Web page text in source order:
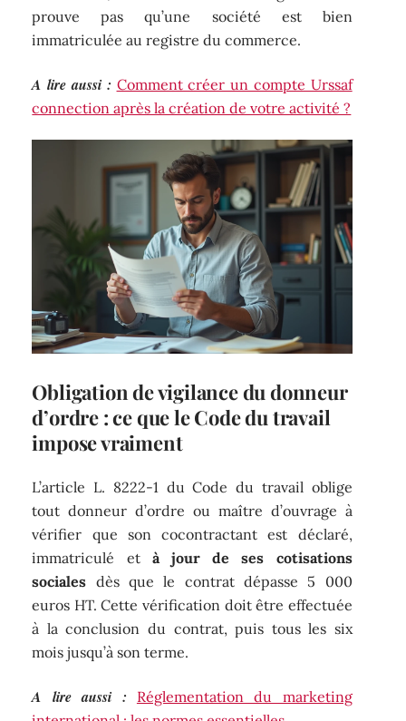
prouve pas qu’une société est bien
immatriculée au registre du commerce.
A lire aussi : Comment créer un compte Urssaf
connection après la création de votre activité ?
Obligation de vigilance du donneur
d’ordre : ce que le Code du travail
impose vraiment
L’article L. 8222-1 du Code du travail oblige
tout donneur d’ordre ou maître d’ouvrage à
vérifier que son cocontractant est déclaré,
immatriculé et à jour de ses cotisations
sociales dès que le contrat dépasse 5 000
euros HT. Cette vérification doit être effectuée
à la conclusion du contrat, puis tous les six
mois jusqu’à son terme.
A lire aussi :
Réglementation du marketing